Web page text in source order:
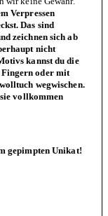
Verpressen
Das sind
zeichnen sich ab
nicht
kannst du die
oder mit
wegwischen.
vollkommen
gepimpten Unikat!